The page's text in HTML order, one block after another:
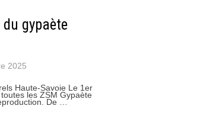
gypaète
2025
Haute-Savoie Le 1er
les ZSM Gypaète
De …